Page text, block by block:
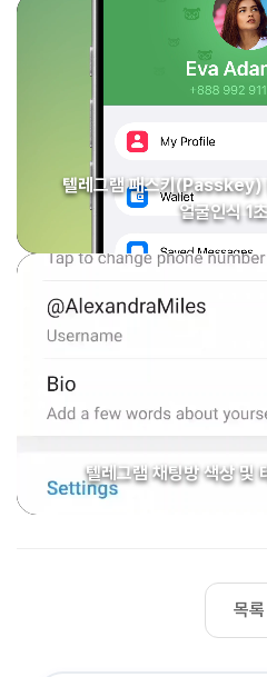
텔레그램 패스키(Passkey)
얼굴인식 1
텔레그램 채팅방 색상 및
목록